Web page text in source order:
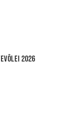
2026